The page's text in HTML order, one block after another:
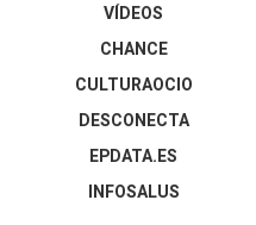
VÍDEOS
CHANCE
CULTURAOCIO
DESCONECTA
EPDATA.ES
INFOSALUS